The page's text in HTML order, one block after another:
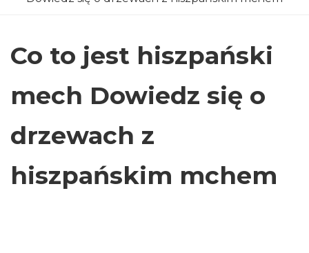
Co to jest hiszpański
mech Dowiedz się o
drzewach z
hiszpańskim mchem